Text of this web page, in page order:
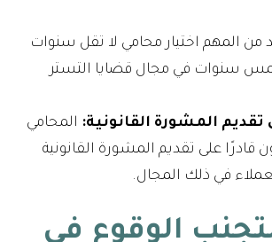
من المهم اختيار محامي لا تقل سنوات
سنوات في مجال قضايا التستر
تقديم المشورة القانونية: المحامي
قادرًا على تقديم المشورة القانونية
في ذلك المجال.
الوقوع في